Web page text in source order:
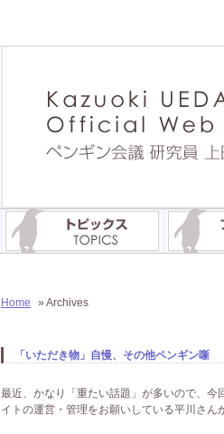
Home » Archives
「いただき物」自慢、その他ペンギン噺
最近、かなり「重たい話題」が多いので、
イトの運営・管理をお願いしている平川さ